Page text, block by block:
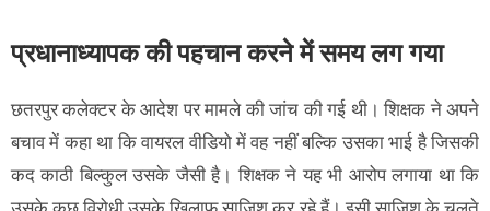
प्रधानाध्यापक की पहचान करने में समय लग गया
छतरपुर कलेक्टर के आदेश पर मामले की जांच की गई थी। शिक्षक ने अपने
बचाव में कहा था कि वायरल वीडियो में वह नहीं बल्कि उसका भाई है जिसकी
कद काठी बिल्कुल उसके जैसी है। शिक्षक ने यह भी आरोप लगाया था कि